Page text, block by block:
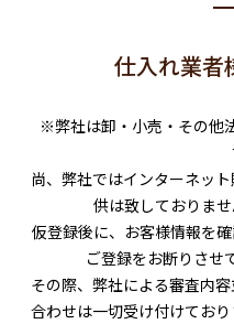
仕入れ業者
※弊社は卸・小売・その他
尚、弊社ではインターネッ
供は致しておりませ
仮登録後に、お客様情報を確
ご登録をお断りさせ
その際、弊社による審査内
合わせは一切受け付けてお